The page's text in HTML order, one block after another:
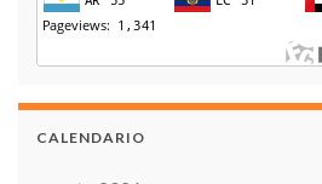
CALENDARIO